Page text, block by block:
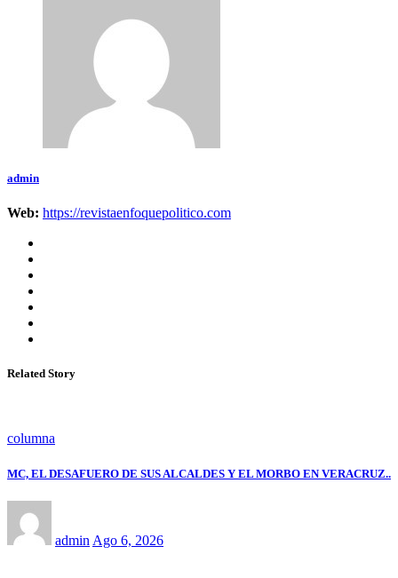
admin
Web: https://revistaenfoquepolitico.com
Related Story
columna
MC, EL DESAFUERO DE SUS ALCALDES Y EL MORBO EN VERACRUZ..
admin Ago 6, 2026